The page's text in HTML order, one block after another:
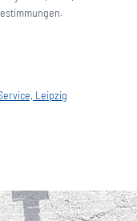
Leipzig